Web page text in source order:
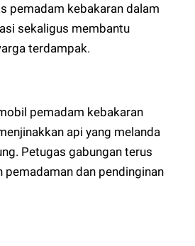
pemadam kebakaran dalam
sekaligus membantu
terdampak.
pemadam kebakaran
api yang melanda
Petugas gabungan terus
pemadaman dan pendinginan